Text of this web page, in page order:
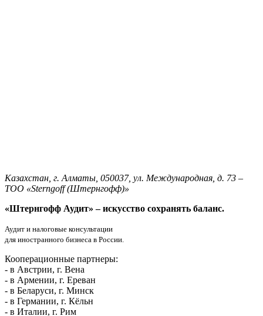
Казахстан, г. Алматы, 050037, ул. Международная, д. 73 –
ТОО «Sterngoff (Штернгофф)»
«Штернгофф Аудит» – искусство сохранять баланс.
Аудит и налоговые консультации
для иностранного бизнеса в России.
Кооперационные партнеры:
- в Австрии, г. Вена
- в Армении, г. Ереван
- в Беларуси, г. Минск
- в Германии, г. Кёльн
- в Италии, г. Рим